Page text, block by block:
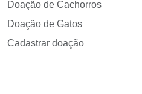
Doação de Cachorros
Doação de Gatos
Cadastrar doação